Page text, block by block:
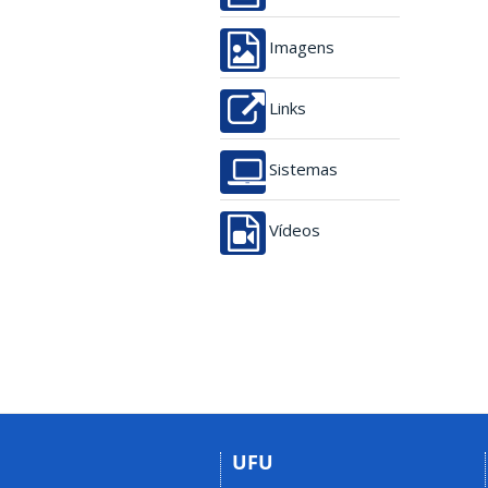
Imagens
Links
Sistemas
Vídeos
UFU